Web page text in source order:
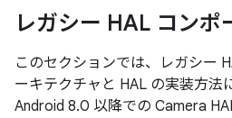
レガシー HAL コンポ
このセクションでは、レガシー
ーキテクチャと HAL の実装方法
Android 8.0 以降での Camera